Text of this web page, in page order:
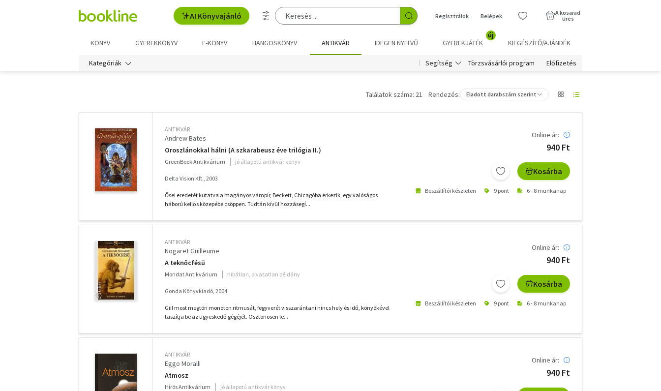
AI Könyvajánló Regisztrálok Belépek
A kosarad
üres
KÖNYV GYEREKKÖNYV E-KÖNYV HANGOSKÖNYV ANTIKVÁR IDEGEN NYELVŰ GYEREKJÁTÉK
új
KIEGÉSZÍTŐ/AJÁNDÉK
Kategóriák Segítség Törzsvásárlói program Előfizetés
Találatok száma: 21 Rendezés: Eladott darabszám szerint
ANTIKVÁR
Andrew Bates
Oroszlánokkal hálni (A szkarabeusz éve trilógia II.)
GreenBook Antikvárium jó állapotú antikvár könyv
Delta Vision Kft., 2003
Ősei eredetét kutatva a magányos vámpír, Beckett, Chicagóba érkezik, egy valóságos
háború kellős közepébe csöppen. Tudtán kívül hozzásegí...
Online ár:
940 Ft
Kosárba
Beszállítói készleten 9 pont 6 - 8 munkanap
ANTIKVÁR
Nogaret Guilleume
A teknőcfésű
Mondat Antikvárium hibátlan, olvasatlan példány
Gonda Könyvkiadó, 2004
Giil most megtöri monoton ritmusát, fegyverét visszarántani nincs hely és idő, könyökével
taszítja be az ügyeskedő gégéjét. Ösztönösen le...
Online ár:
940 Ft
Kosárba
Beszállítói készleten 9 pont 6 - 8 munkanap
ANTIKVÁR
Eggo Moralli
Atmosz
Hírös Antikvárium jó állapotú antikvár könyv
Online ár:
940 Ft